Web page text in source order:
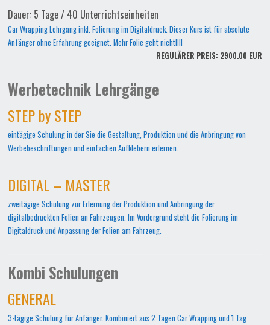
Dauer: 5 Tage / 40 Unterrichtseinheiten
Car Wrapping Lehrgang inkl. Folierung im Digitaldruck. Dieser Kurs ist für absolute
Anfänger ohne Erfahrung geeignet. Mehr Folie geht nicht!!!!
REGULÄRER PREIS: 2900.00 EUR
Werbetechnik Lehrgänge
STEP by STEP
eintägige Schulung in der Sie die Gestaltung, Produktion und die Anbringung von
Werbebeschriftungen und einfachen Aufklebern erlernen.
DIGITAL – MASTER
zweitägige Schulung zur Erlernung der Produktion und Anbringung der
digitalbedruckten Folien an Fahrzeugen. Im Vordergrund steht die Folierung im
Digitaldruck und Anpassung der Folien am Fahrzeug.
Kombi Schulungen
GENERAL
3-tägige Schulung für Anfänger. Kombiniert aus 2 Tagen Car Wrapping und 1 Tag